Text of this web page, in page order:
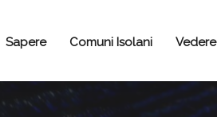
Sapere Comuni Isolani Vedere